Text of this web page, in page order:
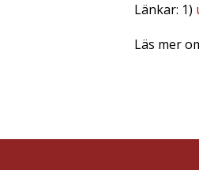
Länkar: 1)
Läs mer